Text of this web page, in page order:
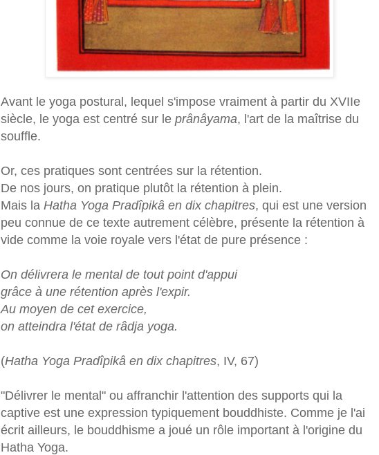
Avant le yoga postural, lequel s'impose vraiment à partir du XVIIe
siècle, le yoga est centré sur le prânâyama, l'art de la maîtrise du
souffle.
Or, ces pratiques sont centrées sur la rétention.
De nos jours, on pratique plutôt la rétention à plein.
Mais la Hatha Yoga Pradîpikâ en dix chapitres, qui est une version
peu connue de ce texte autrement célèbre, présente la rétention à
vide comme la voie royale vers l'état de pure présence :
On délivrera le mental de tout point d'appui
grâce à une rétention après l'expir.
Au moyen de cet exercice,
on atteindra l'état de râdja yoga.
(Hatha Yoga Pradîpikâ en dix chapitres, IV, 67)
"Délivrer le mental" ou affranchir l'attention des supports qui la
captive est une expression typiquement bouddhiste. Comme je l'ai
écrit ailleurs, le bouddhisme a joué un rôle important à l'origine du
Hatha Yoga.